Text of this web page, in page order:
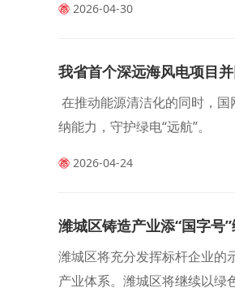
2026-04-30
我省首个深远海风电项目
在推动能源清洁化的同时，
纳能力，守护绿电“远航”。
2026-04-24
潍城区铸造产业添“国字号”
潍城区将充分发挥标杆企业的
产业体系。潍城区将继续以绿